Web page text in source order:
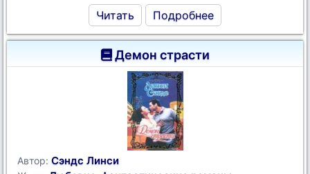
Читать Подробнее
Демон страсти
Автор: Сэндс Линси